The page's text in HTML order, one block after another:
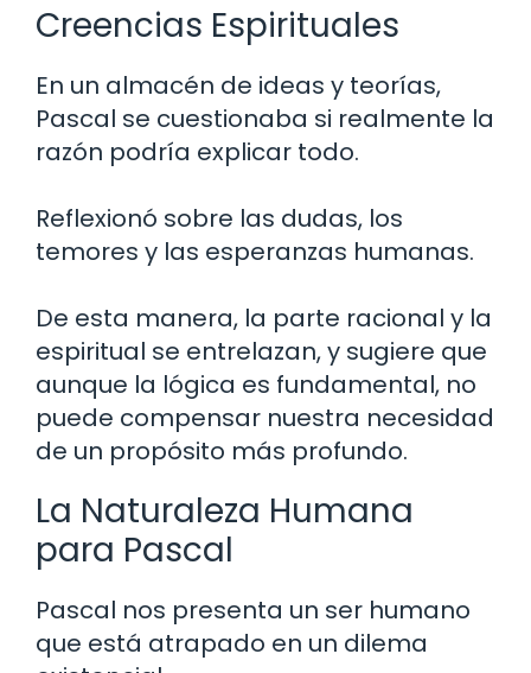
Creencias Espirituales
En un almacén de ideas y teorías,
Pascal se cuestionaba si realmente la
razón podría explicar todo.
Reflexionó sobre las dudas, los
temores y las esperanzas humanas.
De esta manera, la parte racional y la
espiritual se entrelazan, y sugiere que
aunque la lógica es fundamental, no
puede compensar nuestra necesidad
de un propósito más profundo.
La Naturaleza Humana
para Pascal
Pascal nos presenta un ser humano
que está atrapado en un dilema